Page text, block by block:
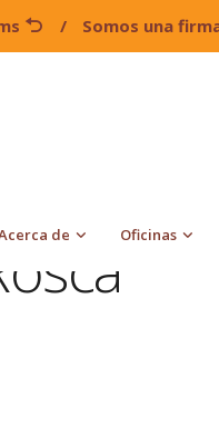
/ Somos una
de Oficinas